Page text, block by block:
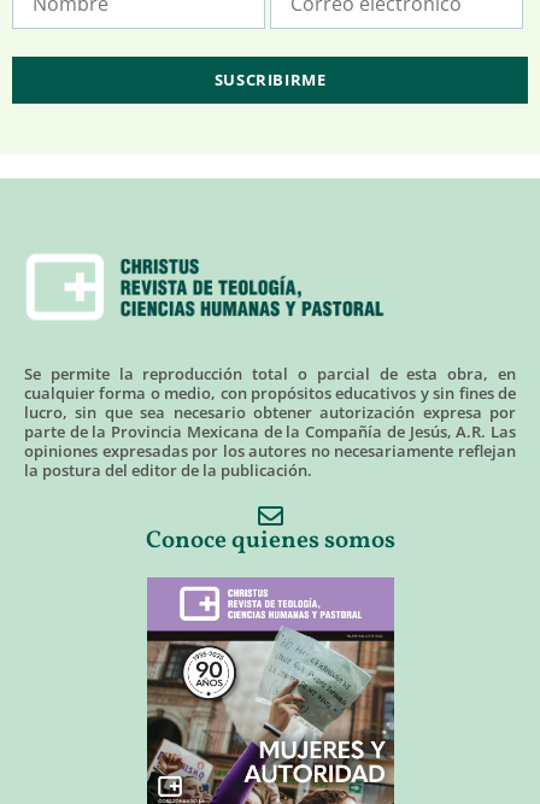
Se permite la reproducción total o parcial de esta obra, en
cualquier forma o medio, con propósitos educativos y sin fines de
lucro, sin que sea necesario obtener autorización expresa por
parte de la Provincia Mexicana de la Compañía de Jesús, A.R. Las
opiniones expresadas por los autores no necesariamente reflejan
la postura del editor de la publicación.
Conoce quienes somos